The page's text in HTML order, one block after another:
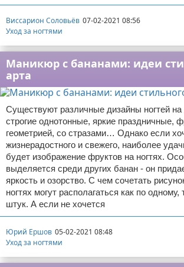
Виссарион Соловьёв 07-02-2021 08:56
Уход за ногтями
Маникюр с бананами: идеи
арта
Существуют различные дизайны ногтей
строгие однотонные, яркие праздничные,
геометрией, со стразами… Однако если
жизнерадостного и свежего, наиболее
будет изображение фруктов на ногтях.
выделяется среди других банан - он
яркость и озорство. С чем сочетать
ногтях могут располагаться как по одному,
штук. А если не хочется
Юрий Ершов 05-02-2021 08:48
Уход за ногтями